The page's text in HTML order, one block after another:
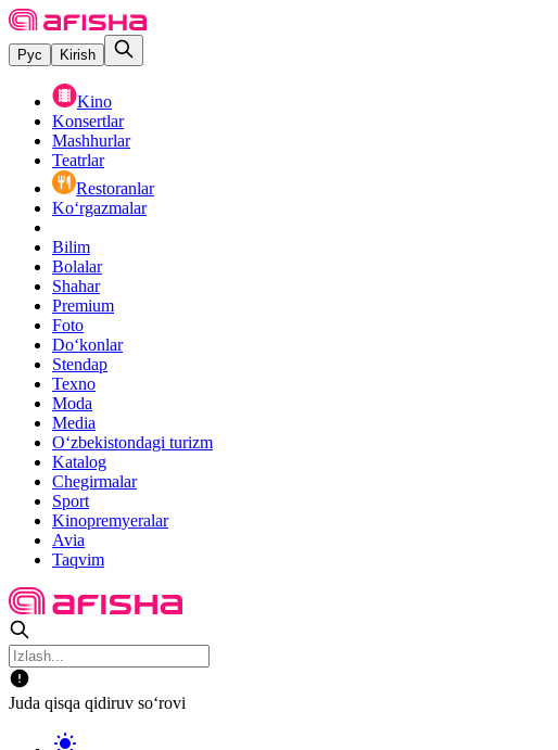
Рус Kirish
Kino
Konsertlar
Mashhurlar
Teatrlar
Restoranlar
Ko‘rgazmalar
Bilim
Bolalar
Shahar
Premium
Foto
Do‘konlar
Stendap
Texno
Moda
Media
O‘zbekistondagi turizm
Katalog
Chegirmalar
Sport
Kinopremyeralar
Avia
Taqvim
Juda qisqa qidiruv so‘rovi